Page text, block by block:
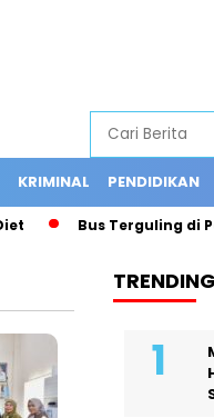
KRIMINAL PENDIDIKAN
Bus Terguling di
TRENDING